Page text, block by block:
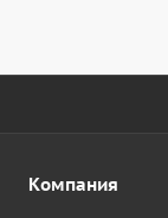
Компания